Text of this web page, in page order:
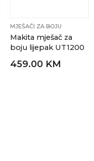
MJEŠAČI ZA BOJU
Makita mješač za
boju lijepak UT1200
459.00 KM